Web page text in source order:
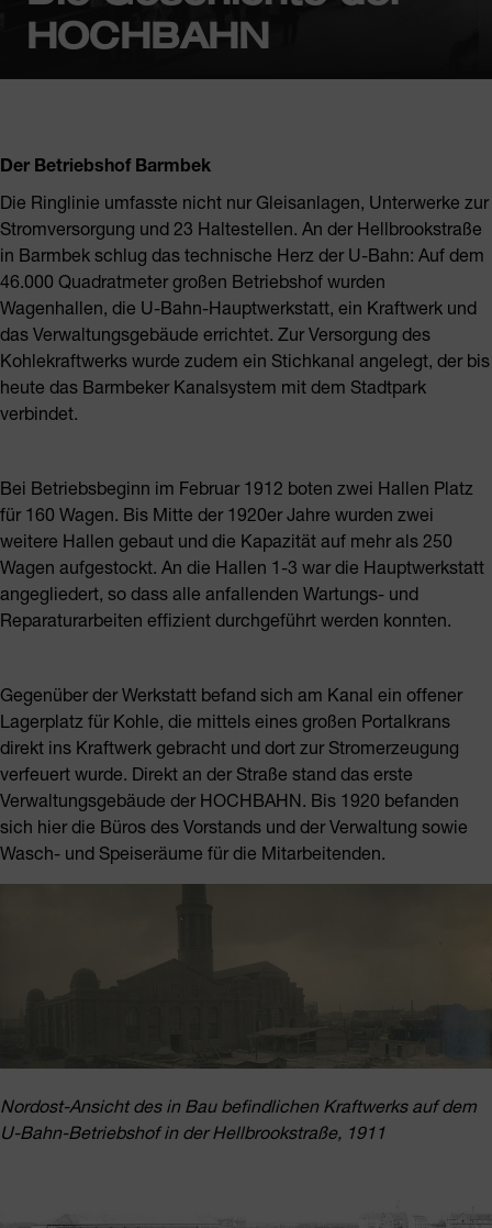
HOCHBAHN
Der Betriebshof Barmbek
Die Ringlinie umfasste nicht nur Gleisanlagen, Unterwerke zur
Stromversorgung und 23 Haltestellen. An der Hellbrookstraße
in Barmbek schlug das technische Herz der U-Bahn: Auf dem
46.000 Quadratmeter großen Betriebshof wurden
Wagenhallen, die U-Bahn-Hauptwerkstatt, ein Kraftwerk und
das Verwaltungsgebäude errichtet. Zur Versorgung des
Kohlekraftwerks wurde zudem ein Stichkanal angelegt, der bis
heute das Barmbeker Kanalsystem mit dem Stadtpark
verbindet.
Bei Betriebsbeginn im Februar 1912 boten zwei Hallen Platz
für 160 Wagen. Bis Mitte der 1920er Jahre wurden zwei
weitere Hallen gebaut und die Kapazität auf mehr als 250
Wagen aufgestockt. An die Hallen 1-3 war die Hauptwerkstatt
angegliedert, so dass alle anfallenden Wartungs- und
Reparaturarbeiten effizient durchgeführt werden konnten.
Gegenüber der Werkstatt befand sich am Kanal ein offener
Lagerplatz für Kohle, die mittels eines großen Portalkrans
direkt ins Kraftwerk gebracht und dort zur Stromerzeugung
verfeuert wurde. Direkt an der Straße stand das erste
Verwaltungsgebäude der HOCHBAHN. Bis 1920 befanden
sich hier die Büros des Vorstands und der Verwaltung sowie
Wasch- und Speiseräume für die Mitarbeitenden.
Nordost-Ansicht des in Bau befindlichen Kraftwerks auf dem
U-Bahn-Betriebshof in der Hellbrookstraße, 1911